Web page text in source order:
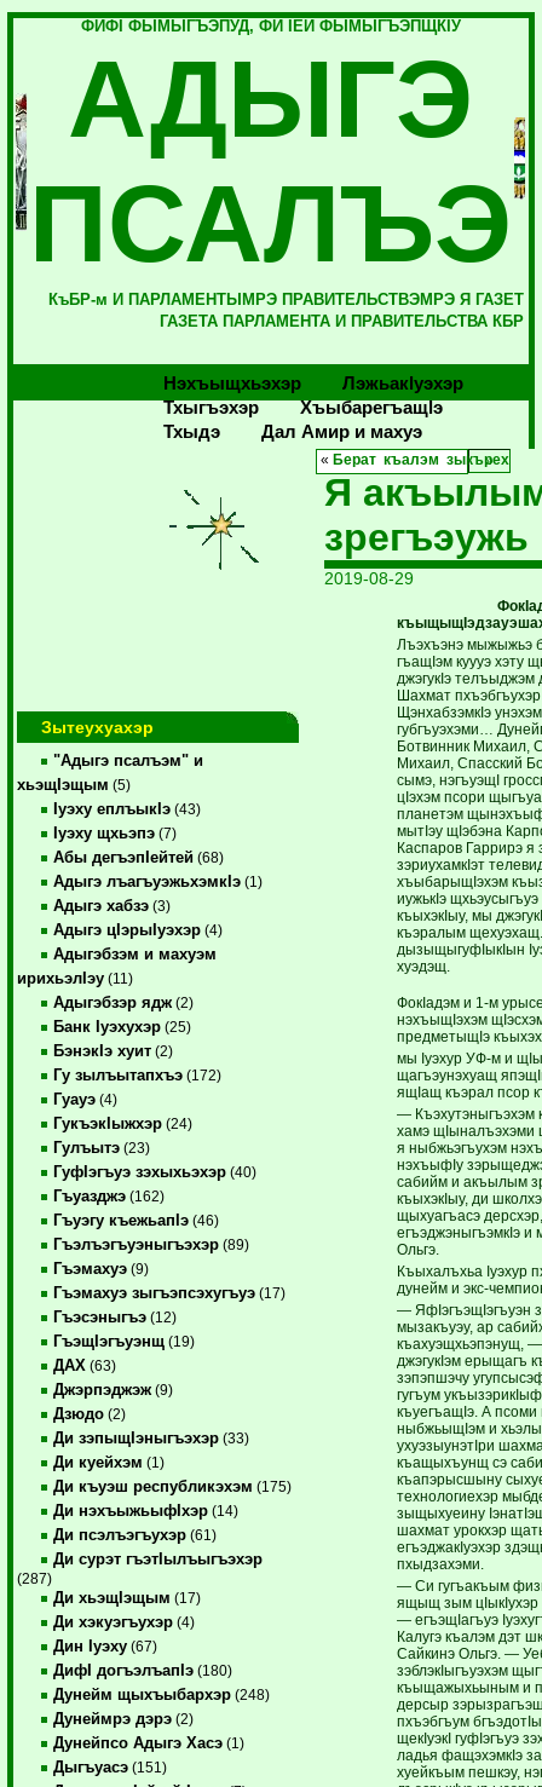
ФИФI ФЫМЫГЪЭПУД, ФИ IЕЙ ФЫМЫГЪЭПЩКIУ
АДЫГЭ
ПСАЛЪЭ
КъБР-м И ПАРЛАМЕНТЫМРЭ ПРАВИТЕЛЬСТВЭМРЭ Я ГАЗЕТ
ГАЗЕТА ПАРЛАМЕНТА И ПРАВИТЕЛЬСТВА КБР
Нэхъыщхьэхэр
Лэжьакlуэхэр
Тхыгъэхэр
Хъыбарегъащlэ
Тхыдэ
Дал Амир и махуэ
Зытеухуахэр
"Адыгэ псалъэм" и
хьэщIэщым (5)
Iуэху еплъыкIэ (43)
Iуэху щхьэпэ (7)
Абы дегъэпIейтей (68)
Адыгэ лъагъуэжьхэмкIэ (1)
Адыгэ хабзэ (3)
Адыгэ цIэрыIуэхэр (4)
Адыгэбзэм и махуэм
ирихьэлIэу (11)
Адыгэбзэр ядж (2)
Банк Iуэхухэр (25)
БэнэкIэ хуит (2)
Гу зылъытапхъэ (172)
Гуауэ (4)
ГукъэкIыжхэр (24)
Гулъытэ (23)
ГуфIэгъуэ зэхыхьэхэр (40)
Гъуазджэ (162)
Гъуэгу къежьапIэ (46)
Гъэлъэгъуэныгъэхэр (89)
Гъэмахуэ (9)
Гъэмахуэ зыгъэпсэхугъуэ (17)
Гъэсэныгъэ (12)
ГъэщIэгъуэнщ (19)
ДАХ (63)
Джэрпэджэж (9)
Дзюдо (2)
Ди зэпыщIэныгъэхэр (33)
Ди куейхэм (1)
Ди къуэш республикэхэм (175)
Ди нэхъыжьыфIхэр (14)
Ди псэлъэгъухэр (61)
Ди сурэт гъэтIылъыгъэхэр
(287)
Ди хьэщIэщым (17)
Ди хэкуэгъухэр (4)
Дин Iуэху (67)
ДифI догъэлъапIэ (180)
Дунейм щыхъыбархэр (248)
Дунеймрэ дэрэ (2)
Дунейпсо Адыгэ Хасэ (1)
Дыгъуасэ (151)
« Берат къалэм зыкърех
Я
зрегъэужь
2019-08-29
Лъэхъэнэ мыжыжьэ
гъащIэм куууэ хэту
джэгукIэ телъыджэм
Шахмат
ЩэнхабзэмкIэ
губгъуэхэми…
Ботвинник Михаил,
Михаил, Спасский
сымэ, нэгъуэщI
цIэхэм псори
планетэм
мытIэу щIэбэна
Каспаров Гаррирэ я
зэриухамкIэт
хъыбарыщIэхэм
иужькIэ
къыхэкIыу, мы
къэралым
дызыщыгуфIыкIын
хуэдэщ.
ФокIадэм и 1-м
нэхъыщIэхэм
предметыщIэ
мы Iуэхур УФ-м и
щагъэунэхуащ
ящIащ къэрал псор
— Къэхутэныгъэхэм
хамэ щIыналъэхэми
я ныбжьэгъухэм
нэхъыфIу
сабийм и акъылым
къыхэкIыу, ди
щыхуагъасэ
егъэджэныгъэмкIэ и
Ольгэ.
Къыхалъхьа Iуэхур
дунейм и экс-
— ЯфIэгъэщIэгъуэн
мызакъуэу, ар
къахуэщхьэпэнущ,
джэгукIэм ерыщагъ
зэпэпшэчу
гугъум
къуегъащIэ. А
ныбжьыщIэм и
ухуэзыунэтIри
къащыхъунщ сэ
къапэрысшыну
технологиехэр
зыщыхуеину
шахмат урокхэр
егъэджакIуэхэр
пхыдзахэми.
— Си гугъакъым
ящыщ зым цIыкIухэр
— егъэщIагъуэ
Калугэ къалэм дэт
Сайкинэ Ольгэ. —
зэблэкIыгъуэхэм
къыщажыхьыным и
дерсыр
пхъэбгъум
щекIуэкI гуфIэгъуэ
ладья фащэхэмкIэ
хуейкъым пешкэу,